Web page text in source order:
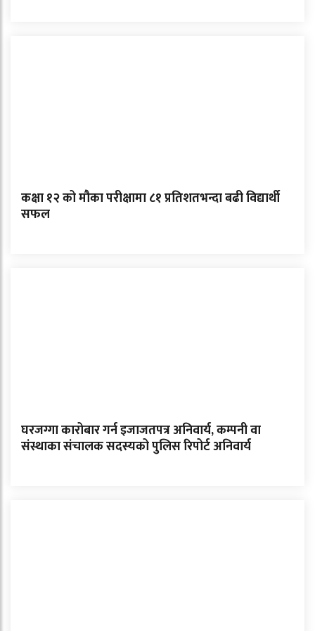
कक्षा १२ को मौका परीक्षामा ८१ प्रतिशतभन्दा बढी विद्यार्थी
सफल
घरजग्गा कारोबार गर्न इजाजतपत्र अनिवार्य, कम्पनी वा
संस्थाका संचालक सदस्यको पुलिस रिपोर्ट अनिवार्य